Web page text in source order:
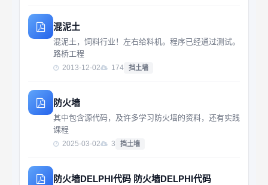
混泥土
混泥土，饲料行业！左右给料机。程序已经通过测试。
路桥工程
2013-12-02 174 挡土墙
防火墙
其中包含源代码，及许多学习防火墙的资料，还有实践
课程
2025-03-02 3 挡土墙
防火墙DELPHI代码 防火墙DELPHI代码